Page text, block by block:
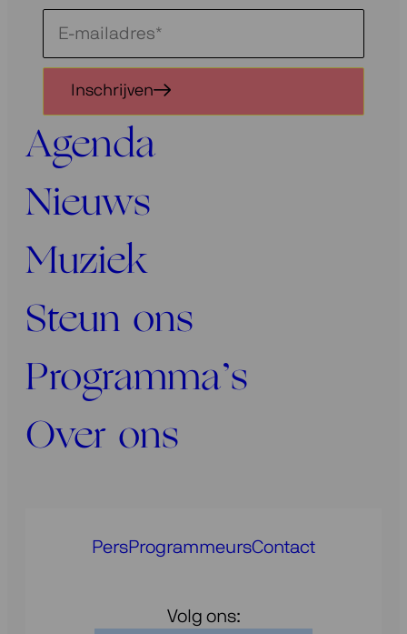
Schrijf
voor
onze
nieuwsbrief
Inschrijven
Agenda
Nieuws
Muziek
Steun ons
Programma’s
Over ons
PersProgrammeursContact
Volg ons: